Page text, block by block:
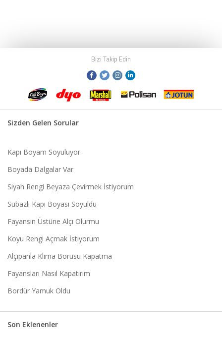
Bizi Takip Edin
Sizden Gelen Sorular
Kapı Boyam Soyuluyor
Boyada Dalgalar Var
Siyah Rengi Beyaza Çevirmek İstiyorum
Subazlı Kapı Boyası Soyuldu
Fayansın Üstüne Alçı Olurmu
Koyu Rengi Açmak İstiyorum
Alçıpanla Klima Borusu Kapatma
Fayansları Nasıl Kapatırım
Bordür Yamuk Oldu
Son Eklenenler